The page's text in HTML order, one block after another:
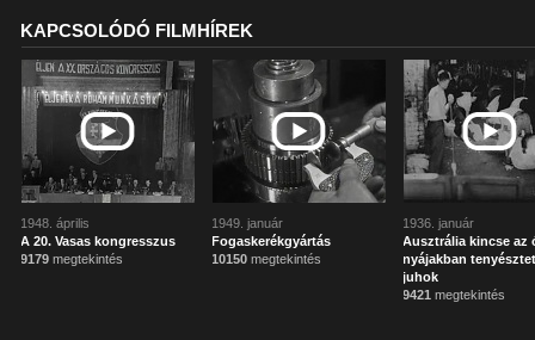
KAPCSOLÓDÓ FILMHÍREK
1948. április
A 20. Vasas kongresszus
9179 megtekintés
1949. január
Fogaskerékgyártás
10150 megtekintés
1936. január
Ausztrália kincse az
nyájakban
juhok
9421 megtekintés